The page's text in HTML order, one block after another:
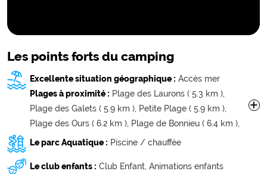
Les points forts du camping
Excellente situation géographique : Accès mer
Plages à proximité : Plage des Laurons ( 5.3 km ),
Plage des Galets ( 5.9 km ), Petite Plage ( 5.9 km ),
Plage des Ours ( 6.2 km ), Plage de Bonnieu ( 6.4 km ),
Plage Bottai ( 6.5 km ), Grande Plage ( 7.2 km ),
Plage du Verdon ( 7.5 km ), Plage de Carro ( 7.6 km ),
+
Le parc Aquatique : Piscine / chauffée
Le club enfants : Club Enfant, Animations enfants